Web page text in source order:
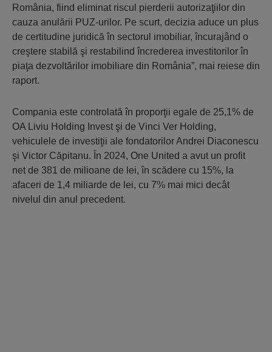
România, fiind eliminat riscul pierderii autorizaţiilor din
cauza anulării PUZ-urilor. Pe scurt, decizia aduce un plus
de certitudine juridică în sectorul imobiliar, încurajând o
creştere stabilă şi restabilind încrederea investitorilor în
piaţa dezvoltărilor imobiliare din România”, mai reiese din
raport.
Compania este controlată în proporţii egale de 25,1% de
OA Liviu Holding Invest şi de Vinci Ver Holding,
vehiculele de investiţii ale fondatorilor Andrei Diaconescu
şi Victor Căpitanu. În 2024, One United a avut un profit
net de 381 de milioane de lei, în scădere cu 15%, la
afaceri de 1,4 miliarde de lei, cu 7% mai mici decât
nivelul din anul precedent.